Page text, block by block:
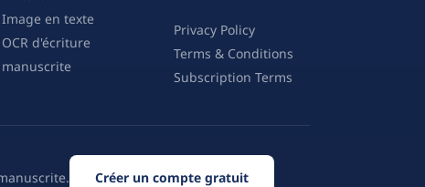
Image en texte
OCR d'écriture
manuscrite
Privacy Policy
Terms & Conditions
Subscription Terms
Créer un compte gratuit